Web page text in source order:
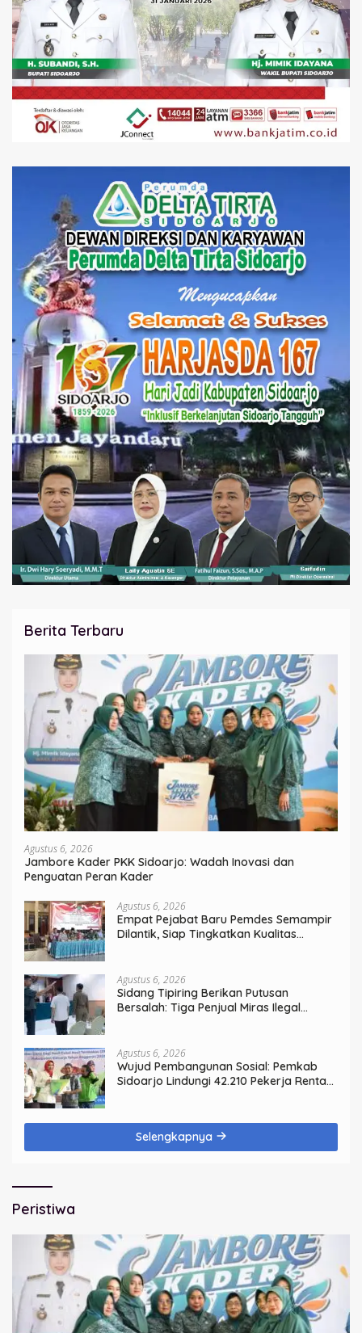
Berita Terbaru
Agustus 6, 2026
Jambore Kader PKK Sidoarjo: Wadah Inovasi dan
Penguatan Peran Kader
Agustus 6, 2026
Empat Pejabat Baru Pemdes Semampir
Dilantik, Siap Tingkatkan Kualitas
Agustus 6, 2026
Sidang Tipiring Berikan Putusan
Bersalah: Tiga Penjual Miras Ilegal
Agustus 6, 2026
Wujud Pembangunan Sosial: Pemkab
Sidoarjo Lindungi 42.210 Pekerja Rentan
Selengkapnya
Peristiwa